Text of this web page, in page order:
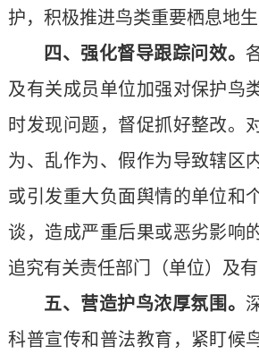
护，积极推进鸟类重要栖息地生
四、强化督导跟踪问效。
及有关成员单位加强对保护鸟
时发现问题，督促抓好整改。
为、乱作为、假作为导致辖区
或引发重大负面舆情的单位和
谈，造成严重后果或恶劣影响
追究有关责任部门（单位）及有
五、营造护鸟浓厚氛围。
科普宣传和普法教育，紧盯候